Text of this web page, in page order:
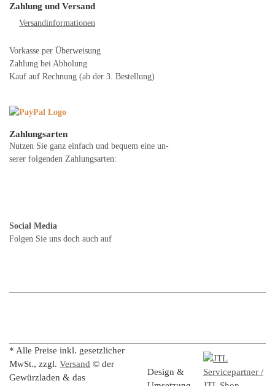
Zahlung und Versand
Versandinformationen
Vorkasse per Überweisung
Zahlung bei Abholung
Kauf auf Rechnung (ab der 3. Bestellung)
Zahlungsarten
Nutzen Sie ganz einfach und bequem eine un-
serer folgenden Zahlungsarten:
Social Media
Folgen Sie uns doch auch auf
* Alle Preise inkl. gesetzlicher
MwSt., zzgl. Versand © der
Gewürzladen & das
Design &